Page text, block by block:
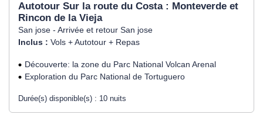
Autotour Sur la route du Costa : Monteverde et
Rincon de la Vieja
San jose - Arrivée et retour San jose
Inclus : Vols + Autotour + Repas
Découverte: la zone du Parc National Volcan Arenal
Exploration du Parc National de Tortuguero
Durée(s) disponible(s) : 10 nuits